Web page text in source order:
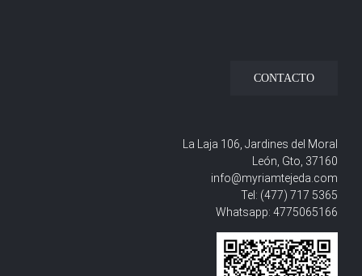
CONTACTO
La Laja 106, Jardines del Moral
León, Gto, 37160
info@myriamtejeda.com
Tel: (477) 717 5365
Whatsapp: 4775065166